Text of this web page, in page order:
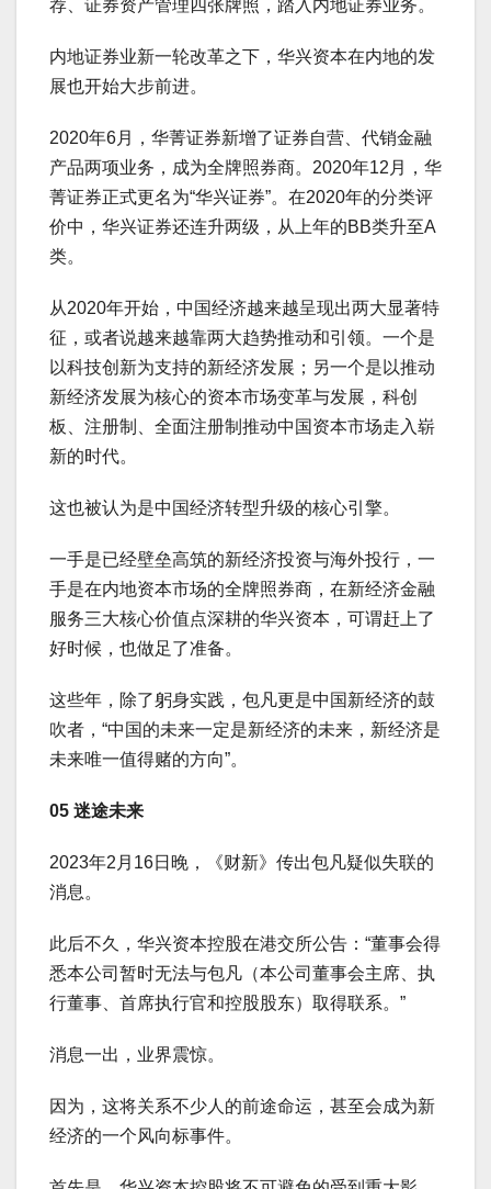
荐、证券资产管理四张牌照，踏入内地证券业务。
内地证券业新一轮改革之下，华兴资本在内地的发
展也开始大步前进。
2020年6月，华菁证券新增了证券自营、代销金融
产品两项业务，成为全牌照券商。2020年12月，华
菁证券正式更名为“华兴证券”。在2020年的分类评
价中，华兴证券还连升两级，从上年的BB类升至A
类。
从2020年开始，中国经济越来越呈现出两大显著特
征，或者说越来越靠两大趋势推动和引领。一个是
以科技创新为支持的新经济发展；另一个是以推动
新经济发展为核心的资本市场变革与发展，科创
板、注册制、全面注册制推动中国资本市场走入崭
新的时代。
这也被认为是中国经济转型升级的核心引擎。
一手是已经壁垒高筑的新经济投资与海外投行，一
手是在内地资本市场的全牌照券商，在新经济金融
服务三大核心价值点深耕的华兴资本，可谓赶上了
好时候，也做足了准备。
这些年，除了躬身实践，包凡更是中国新经济的鼓
吹者，“中国的未来一定是新经济的未来，新经济是
未来唯一值得赌的方向”。
05 迷途未来
2023年2月16日晚，《财新》传出包凡疑似失联的
消息。
此后不久，华兴资本控股在港交所公告：“董事会得
悉本公司暂时无法与包凡（本公司董事会主席、执
行董事、首席执行官和控股股东）取得联系。”
消息一出，业界震惊。
因为，这将关系不少人的前途命运，甚至会成为新
经济的一个风向标事件。